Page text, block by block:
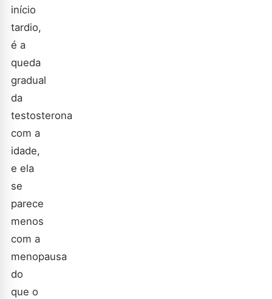
início
tardio,
é a
queda
gradual
da
testosterona
com a
idade,
e ela
se
parece
menos
com a
menopausa
do
que o